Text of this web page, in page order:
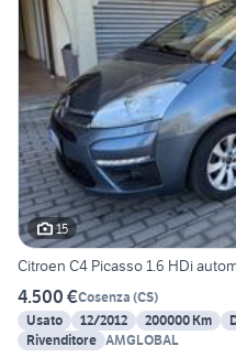
15
Citroen C4 Picasso 1.6 HDi
4.500 €Cosenza (CS)
Usato
12/2012 200000 Km
Rivenditore AMGLOBAL